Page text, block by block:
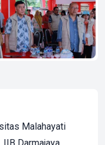
Malahayati